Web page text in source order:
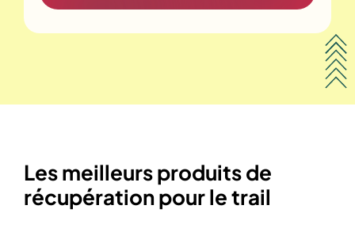
Les meilleurs produits de
récupération pour le trail